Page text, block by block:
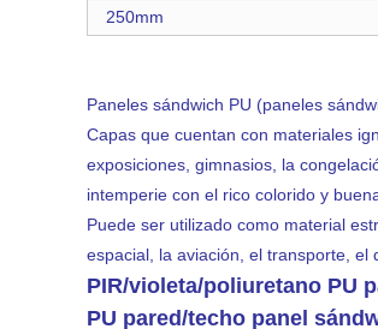
250mm
Paneles sándwich PU (paneles
Capas que cuentan con materiales
exposiciones, gimnasios, la
intemperie con el rico colorido y
Puede ser utilizado como material
espacial, la aviación, el transporte, el
PIR/violeta/poliuretano PU
PU pared/techo panel